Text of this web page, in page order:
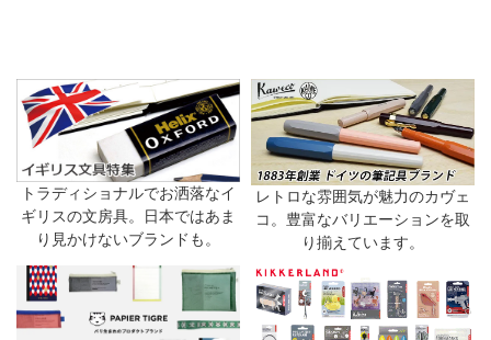
トラディショナルでお洒落なイ
ギリスの文房具。日本ではあま
り見かけないブランドも。
レトロな雰囲気が魅力のカヴェ
コ。豊富なバリエーションを取
り揃えています。